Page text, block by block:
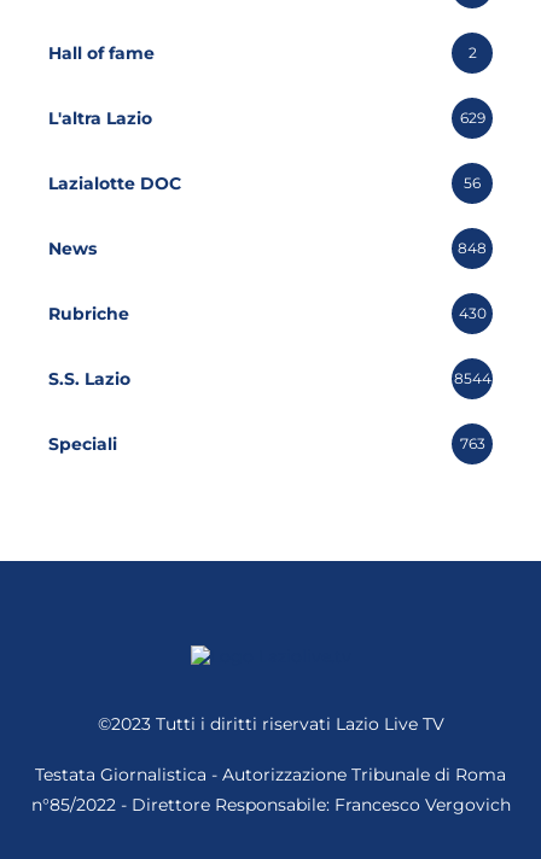
Hall of fame 2
L'altra Lazio 629
Lazialotte DOC 56
News 848
Rubriche 430
S.S. Lazio 8544
Speciali 763
©2023 Tutti i diritti riservati Lazio Live TV
Testata Giornalistica - Autorizzazione Tribunale di Roma
n°85/2022 - Direttore Responsabile: Francesco Vergovich